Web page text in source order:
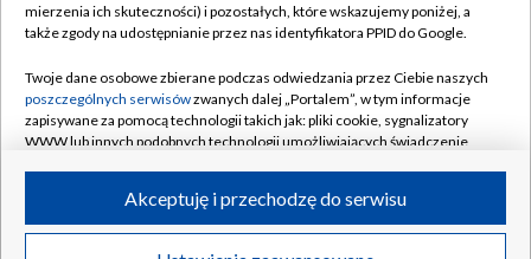
Naziemna Telewizja Cyfrowa
Rada Programowa
System NOS
Informacje o nadawcy
Program dla prasy
Pomoc
Kontakt
Kanały
©2026 Telewizja Polska S.A. w likwidacji
mierzenia ich skuteczności) i pozostałych, które wskazujemy poniżej, a
także zgody na udostępnianie przez nas identyfikatora PPID do Google.
Twoje dane osobowe zbierane podczas odwiedzania przez Ciebie naszych
poszczególnych serwisówzwanych dalej „Portalem”, w tym informacje
zapisywane za pomocą technologii takich jak: pliki cookie, sygnalizatory
WWW lub innych podobnych technologii umożliwiających świadczenie
ruchu w Internecie.
Twoje dane osobowe zbierane podczas odwiedzania przez Ciebie
Akceptuję i przechodzę do serwisu